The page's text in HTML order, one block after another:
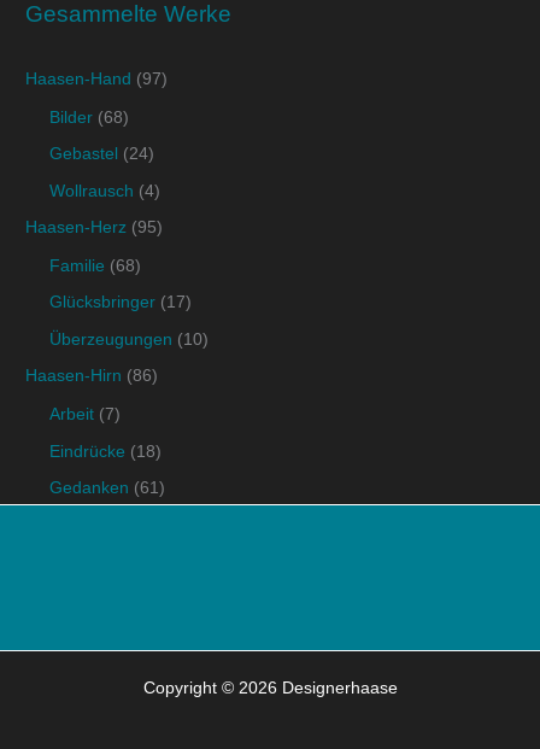
Gesammelte Werke
Haasen-Hand (97)
Bilder (68)
Gebastel (24)
Wollrausch (4)
Haasen-Herz (95)
Familie (68)
Glücksbringer (17)
Überzeugungen (10)
Haasen-Hirn (86)
Arbeit (7)
Eindrücke (18)
Gedanken (61)
Copyright © 2026 Designerhaase